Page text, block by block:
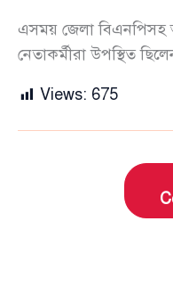
এসময় জেলা বিএনপিসহ
নেতাকর্মীরা উপস্থিত
Views: 675